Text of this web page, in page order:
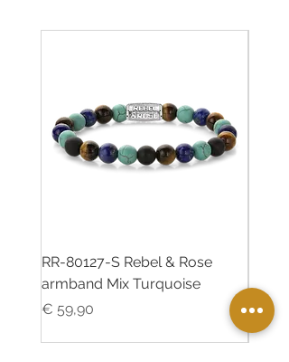
RR-80127-S Rebel & Rose
armband Mix Turquoise
Prijs
€ 59,90
Prijs
€